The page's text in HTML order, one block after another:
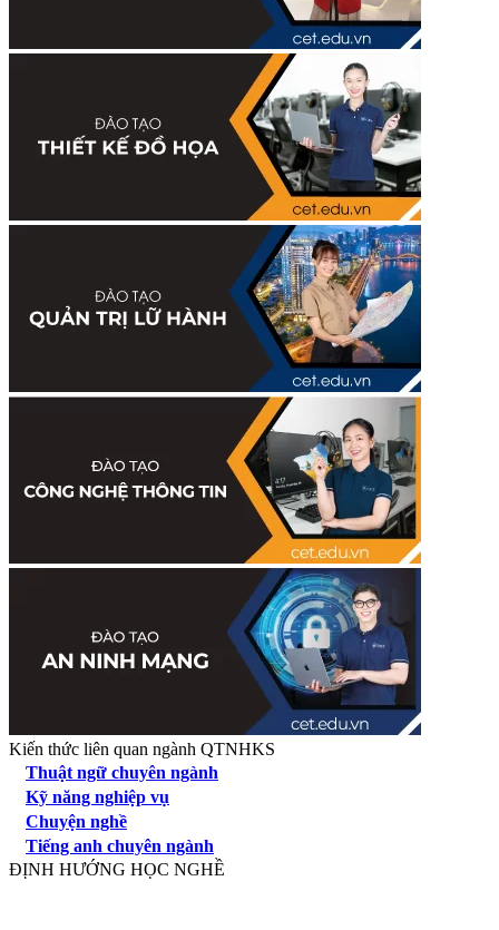
Kiến thức liên quan ngành QTNHKS
Thuật ngữ chuyên ngành
Kỹ năng nghiệp vụ
Chuyện nghề
Tiếng anh chuyên ngành
ĐỊNH HƯỚNG HỌC NGHỀ